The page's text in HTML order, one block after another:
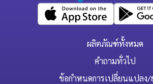
ผลิตภัณฑ์ทั้งหมด
คำถามทั่วไป
ข้อกำหนดการเปลี่ยนแปลง/